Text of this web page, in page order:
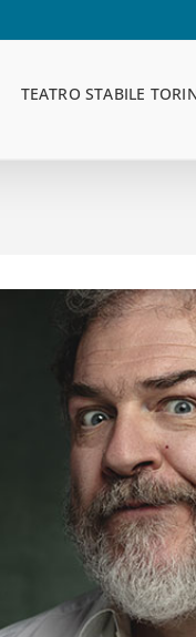
TEATRO STABILE